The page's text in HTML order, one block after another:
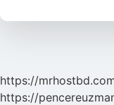
https://
https://